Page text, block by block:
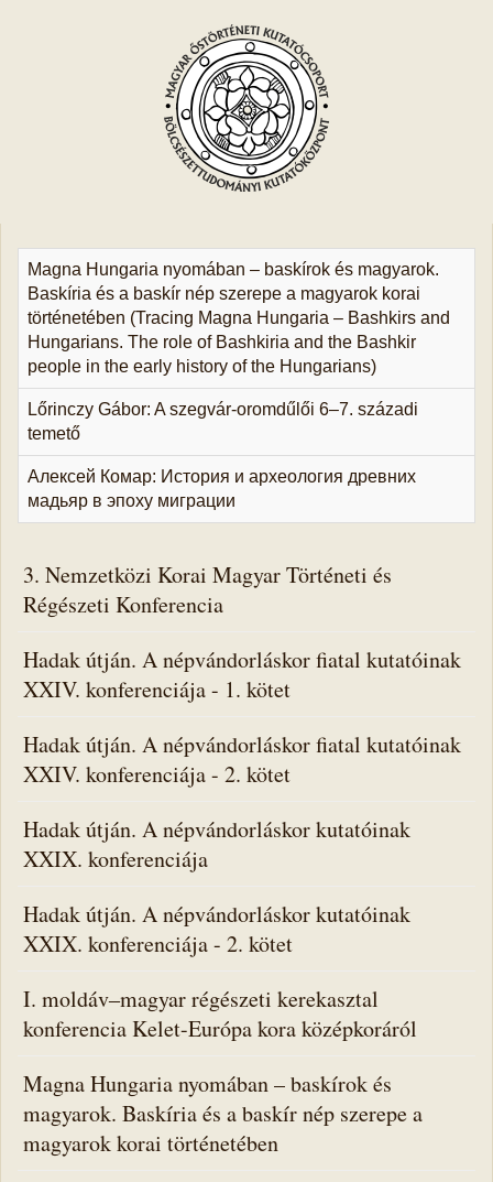
Magna Hungaria nyomában – baskírok és magyarok.
Baskíria és a baskír nép szerepe a magyarok korai
történetében (Tracing Magna Hungaria – Bashkirs and
Hungarians. The role of Bashkiria and the Bashkir
people in the early history of the Hungarians)
Lőrinczy Gábor: A szegvár-oromdűlői 6–7. századi
temető
Алексей Комар: История и археология древних
мадьяр в эпоху миграции
3. Nemzetközi Korai Magyar Történeti és
Régészeti Konferencia
Hadak útján. A népvándorláskor fiatal kutatóinak
XXIV. konferenciája - 1. kötet
Hadak útján. A népvándorláskor fiatal kutatóinak
XXIV. konferenciája - 2. kötet
Hadak útján. A népvándorláskor kutatóinak
XXIX. konferenciája
Hadak útján. A népvándorláskor kutatóinak
XXIX. konferenciája - 2. kötet
I. moldáv‒magyar régészeti kerekasztal
konferencia Kelet-Európa kora középkoráról
Magna Hungaria nyomában – baskírok és
magyarok. Baskíria és a baskír nép szerepe a
magyarok korai történetében